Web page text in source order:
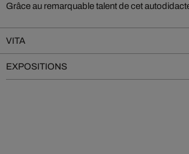
Grâce au remarquable talent de cet
VITA
EXPOSITIONS